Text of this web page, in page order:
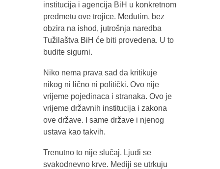
institucija i agencija BiH u konkretnom
predmetu ove trojice. Međutim, bez
obzira na ishod, jutrošnja naredba
Tužilaštva BiH će biti provedena. U to
budite sigurni.
Niko nema prava sad da kritikuje
nikog ni lično ni politički. Ovo nije
vrijeme pojedinaca i stranaka. Ovo je
vrijeme državnih institucija i zakona
ove države. I same države i njenog
ustava kao takvih.
Trenutno to nije slučaj. Ljudi se
svakodnevno krve. Mediji se utrkuju